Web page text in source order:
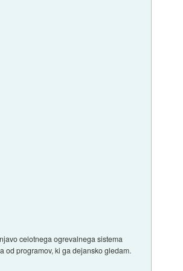
celotnega ogrevalnega sistema
od programov, ki ga dejansko gledam.